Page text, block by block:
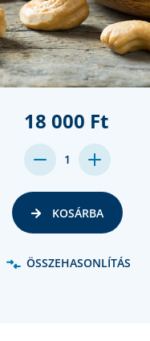
18 000 Ft
DECREASE
QUANTITY:
1
INCREASE
QUANTITY:
KOSÁRBA
ÖSSZEHASONLÍTÁS